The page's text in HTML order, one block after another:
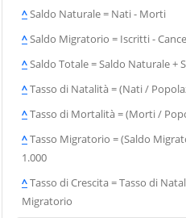
^Saldo Naturale = Nati - Morti
^Saldo Migratorio = Iscritti -
^Saldo Totale = Saldo Naturale +
^Tasso di Natalità = (Nati /
^Tasso di Mortalità = (Morti /
^Tasso Migratorio = (Saldo
1.000
^Tasso di Crescita = Tasso di
Migratorio